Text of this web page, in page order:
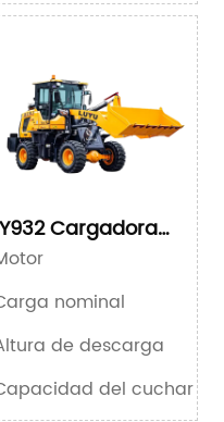
Cargadora
de
nominal
de descarga
del cucharón